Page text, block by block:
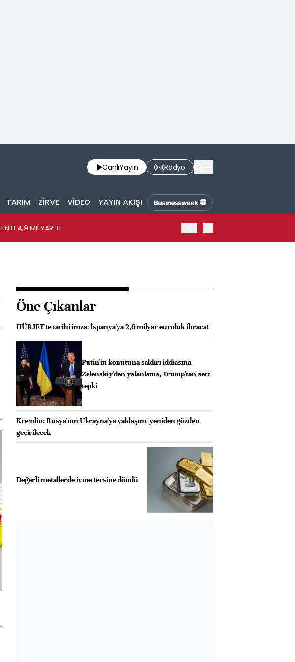
CanlıYayın Radyo
TARIM ZİRVE VİDEO YAYIN AKIŞI
4,9 MİLYAR TL
Öne Çıkanlar
HÜRJET'te tarihi imza: İspanya'ya 2,6 milyar euroluk ihracat
Putin'in konutuna saldırı iddiasına
Zelenskiy'den yalanlama, Trump'tan sert
tepki
Kremlin: Rusya'nın Ukrayna'ya yaklaşımı yeniden gözden
geçirilecek
Değerli metallerde ivme tersine döndü